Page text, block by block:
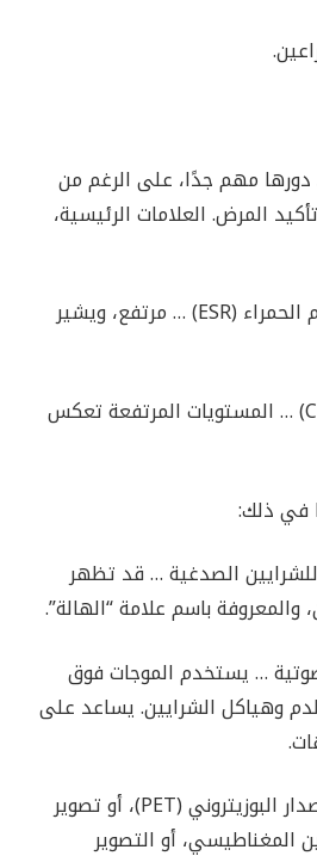
… دورها مهم جدًا، على الرغم من
المرض. العلامات الرئيسية،
ـ معدل ترسيب كرات الدم الحمراء (ESR) … مرتفع، ويشير
ـ بروتين C التفاعلي (CRP) … المستويات المرتفعة تعكس
في ذلك:
الصدغية … قد تظهر
باسم علامة “الهالة”.
… يستخدم الموجات فوق
وهياكل الشرايين. يساعد على
ـ التصوير المقطعي بالإصدار البوزيتروني (PET)، أو تصوير
المغناطيسي، أو التصوير